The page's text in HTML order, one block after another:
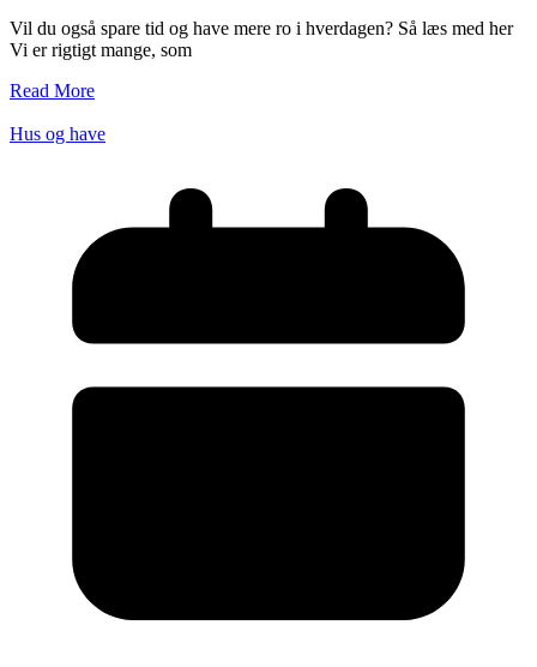
Vil du også spare tid og have mere ro i hverdagen? Så læs med her
Vi er rigtigt mange, som
Read More
Hus og have